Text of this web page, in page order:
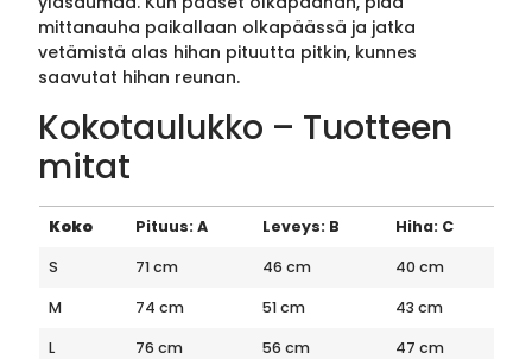
mittanauha paikallaan olkapäässä ja jatka
vetämistä alas hihan pituutta pitkin, kunnes
saavutat hihan reunan.
Kokotaulukko – Tuotteen
mitat
Koko Pituus: A Leveys: B
Hiha: C
S
71 cm 46 cm
40 cm
M
74 cm 51 cm
43 cm
L
76 cm 56 cm
47 cm